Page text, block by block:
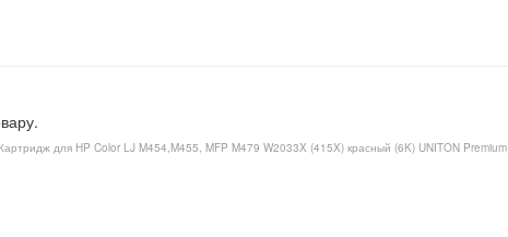
Картридж для HP Color LJ M454,M455, MFP M479 W2033X (415X) красный (6K) UNITON Premium